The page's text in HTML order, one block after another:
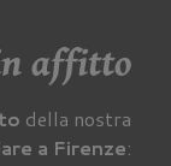
affitto
della nostra
a Firenze: